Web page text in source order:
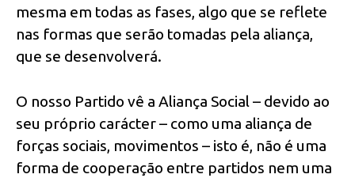
mesma em todas as fases, algo que se reflete
nas formas que serão tomadas pela aliança,
que se desenvolverá.
O nosso Partido vê a Aliança Social – devido ao
seu próprio carácter – como uma aliança de
forças sociais, movimentos – isto é, não é uma
forma de cooperação entre partidos nem uma